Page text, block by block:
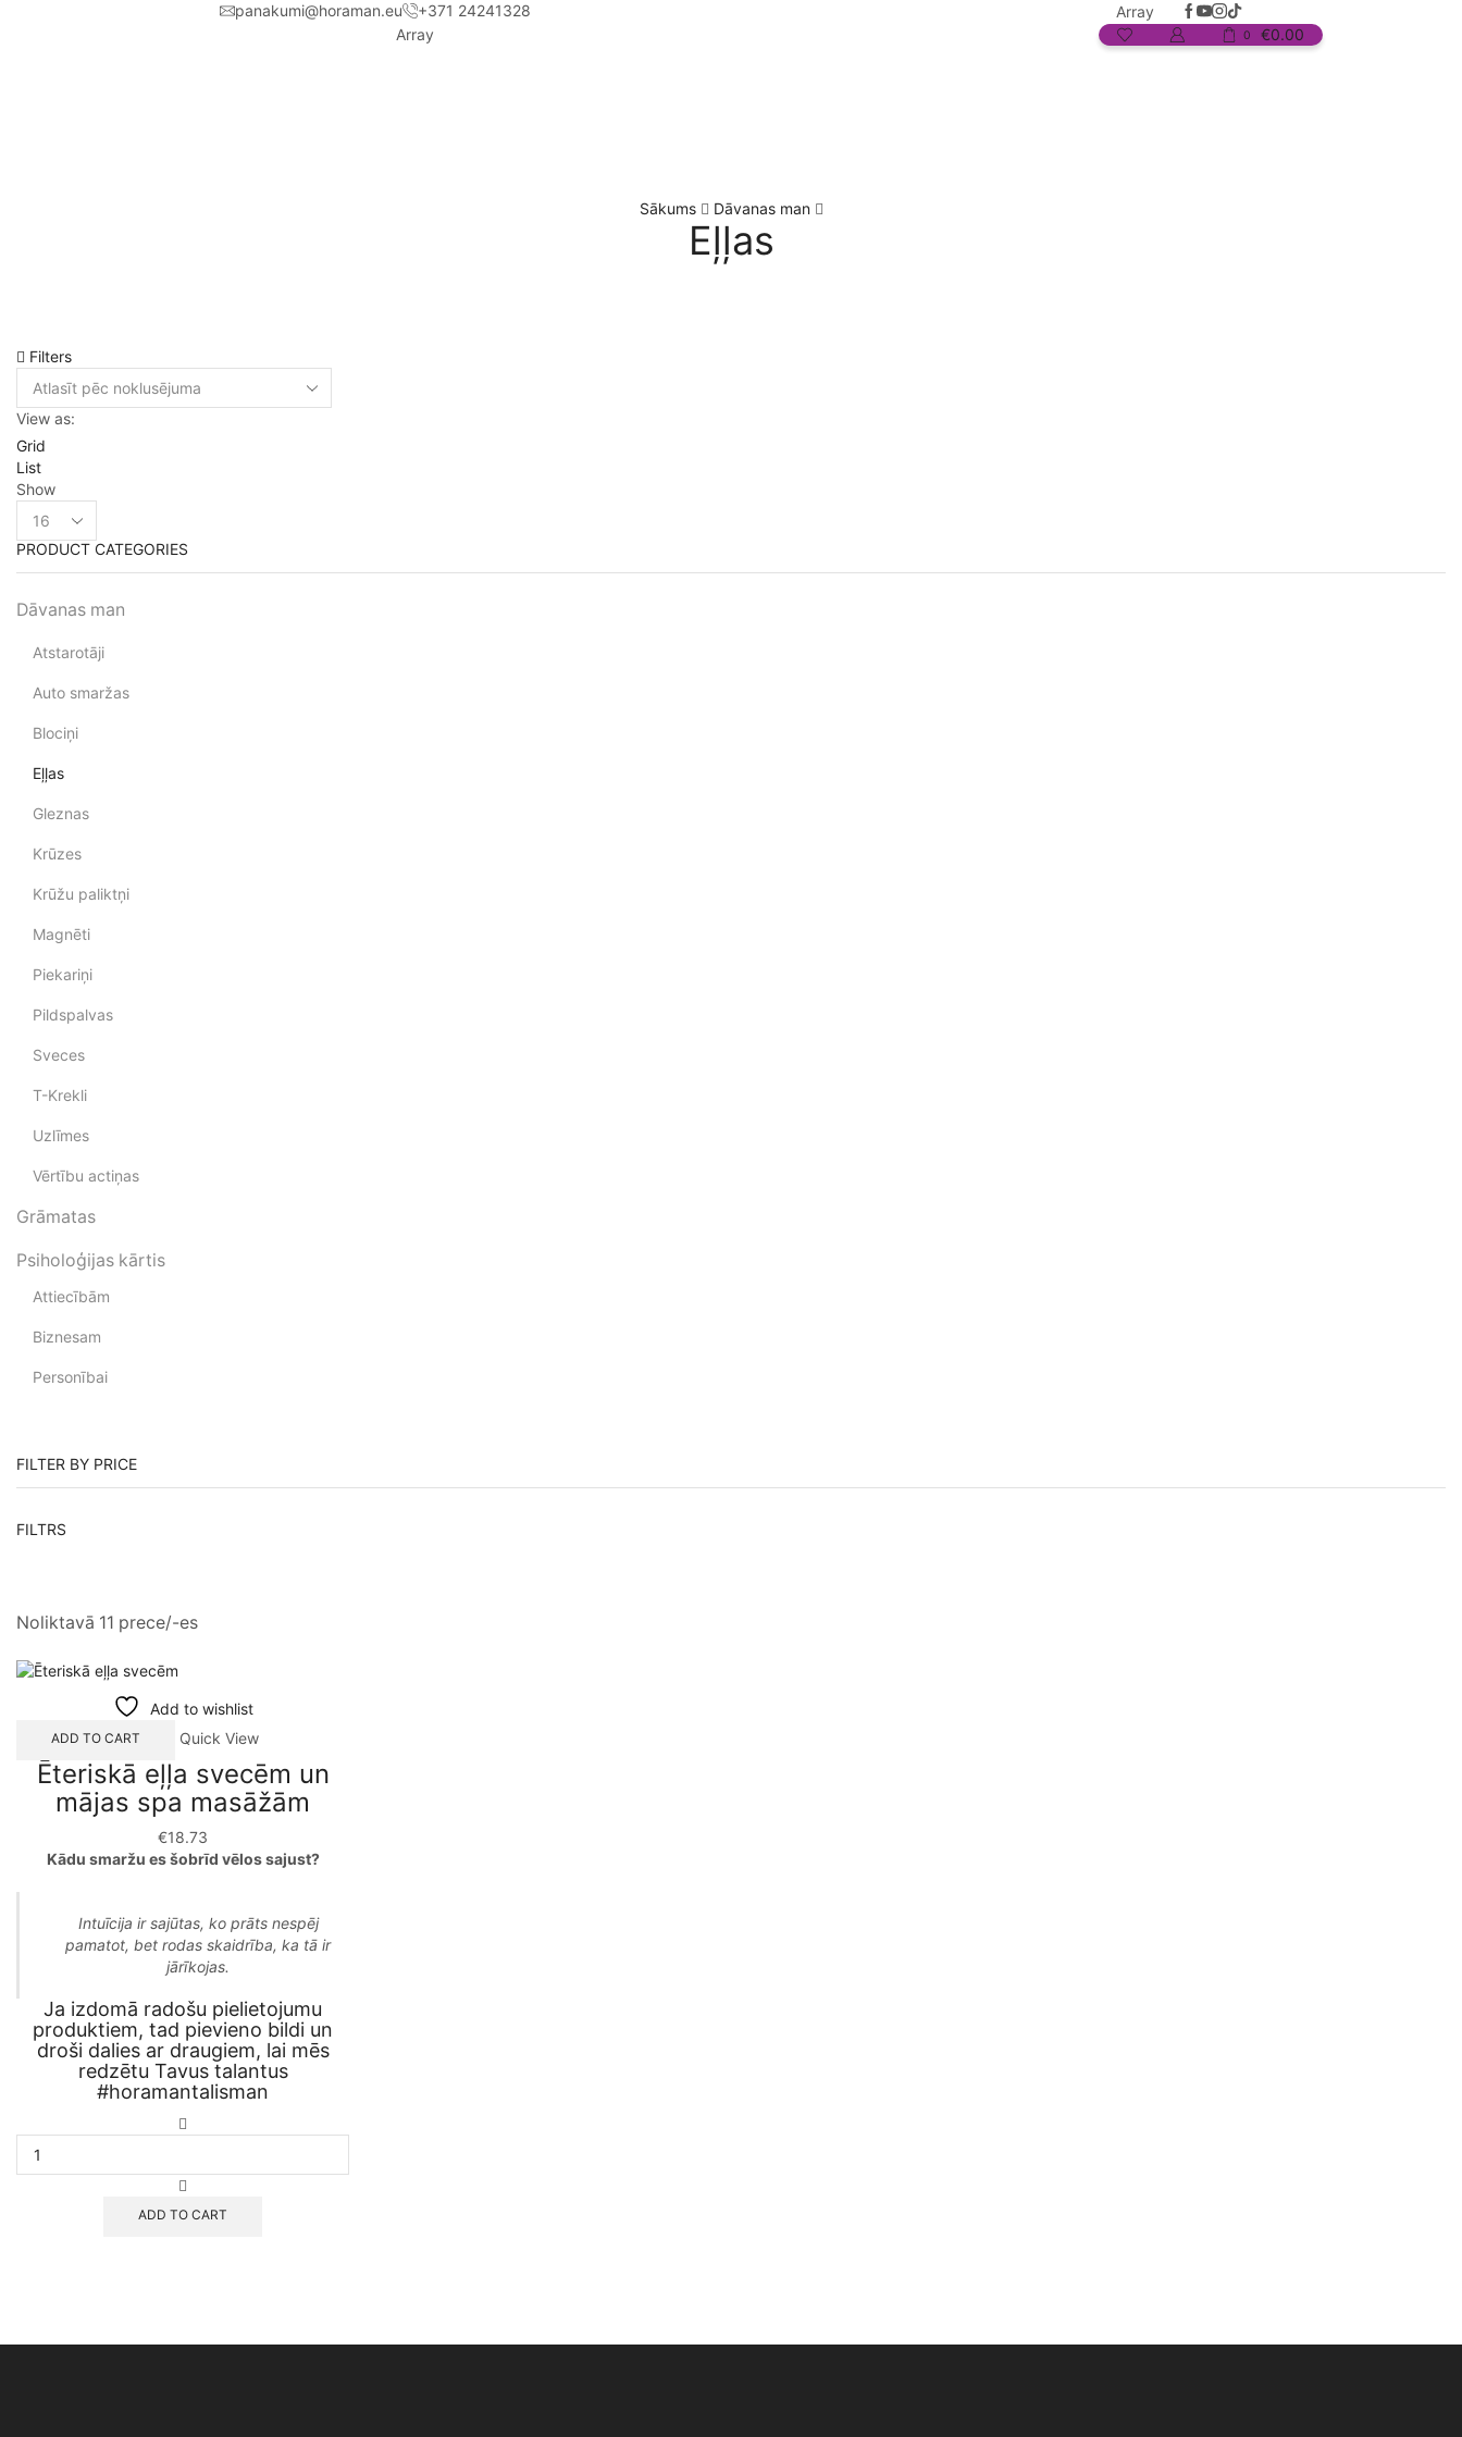
panakumi@horaman.eu +371 24241328
Array
Array
0 €0.00
Sākums Dāvanas man
Eļļas
Filters
View as:
Grid
List
Show
PRODUCT CATEGORIES
Dāvanas man
Atstarotāji
Auto smaržas
Blociņi
Eļļas
Gleznas
Krūzes
Krūžu paliktņi
Magnēti
Piekariņi
Pildspalvas
Sveces
T-Krekli
Uzlīmes
Vērtību actiņas
Grāmatas
Psiholoģijas kārtis
Attiecībām
Biznesam
Personībai
FILTER BY PRICE
FILTRS
Noliktavā 11 prece/-es
Add to wishlist
ADD TO CART
This
has
multiple
variants.
The
options
chosen
on
the
page
Quick View
Ēteriskā eļļa svecēm un
mājas spa masāžām
€18.73
Kādu smaržu es šobrīd vēlos sajust?
Intuīcija ir sajūtas, ko prāts nespēj
pamatot, bet rodas skaidrība, ka tā ir
jārīkojas.
Ja izdomā radošu pielietojumu
produktiem, tad pievieno bildi un
droši dalies ar draugiem, lai mēs
redzētu Tavus talantus
#horamantalisman
mājas
ADD TO CART